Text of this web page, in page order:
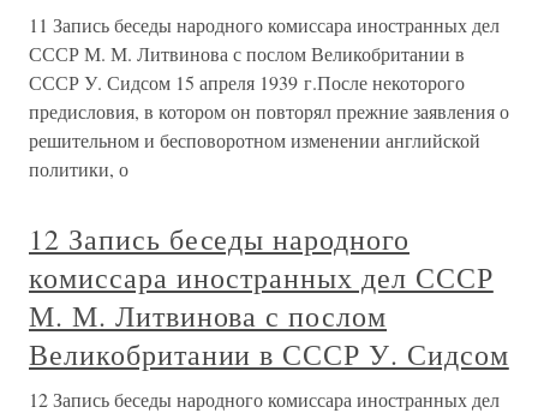
11 Запись беседы народного комиссара иностранных дел
СССР М. М. Литвинова с послом Великобритании в
СССР У. Сидсом 15 апреля 1939 г.После некоторого
предисловия, в котором он повторял прежние заявления о
решительном и бесповоротном изменении английской
политики, о
12 Запись беседы народного
комиссара иностранных дел СССР
М. М. Литвинова с послом
Великобритании в СССР У. Сидсом
12 Запись беседы народного комиссара иностранных дел